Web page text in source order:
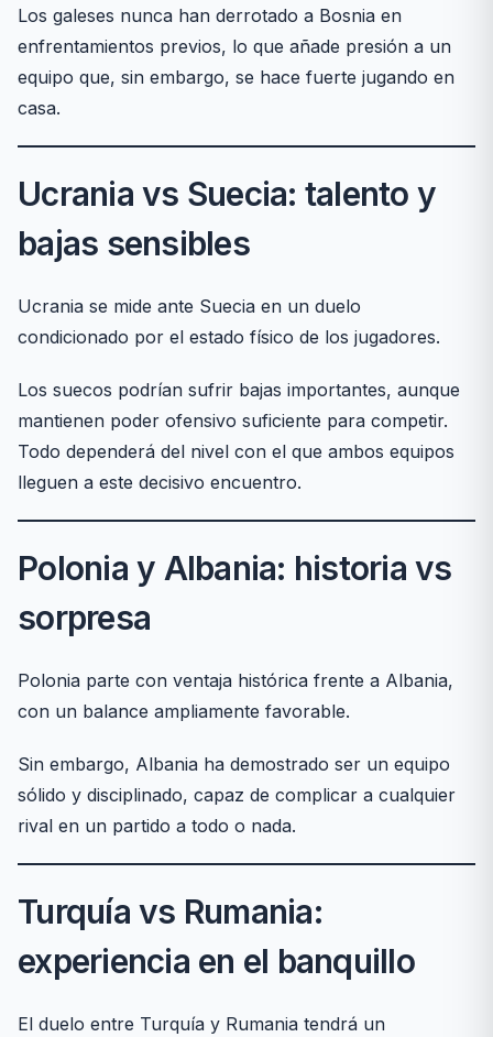
Los galeses nunca han derrotado a Bosnia en
enfrentamientos previos, lo que añade presión a un
equipo que, sin embargo, se hace fuerte jugando en
casa.
Ucrania vs Suecia: talento y
bajas sensibles
Ucrania se mide ante Suecia en un duelo
condicionado por el estado físico de los jugadores.
Los suecos podrían sufrir bajas importantes, aunque
mantienen poder ofensivo suficiente para competir.
Todo dependerá del nivel con el que ambos equipos
lleguen a este decisivo encuentro.
Polonia y Albania: historia vs
sorpresa
Polonia parte con ventaja histórica frente a Albania,
con un balance ampliamente favorable.
Sin embargo, Albania ha demostrado ser un equipo
sólido y disciplinado, capaz de complicar a cualquier
rival en un partido a todo o nada.
Turquía vs Rumania:
experiencia en el banquillo
El duelo entre Turquía y Rumania tendrá un